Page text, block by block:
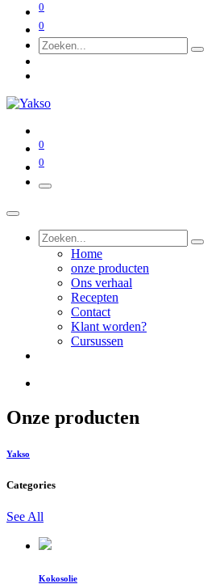
0
0
0
0
Home
onze producten
Ons verhaal
Recepten
Contact
Klant worden?
Cursussen
Onze producten
Yakso
Categories
See All
Kokosolie